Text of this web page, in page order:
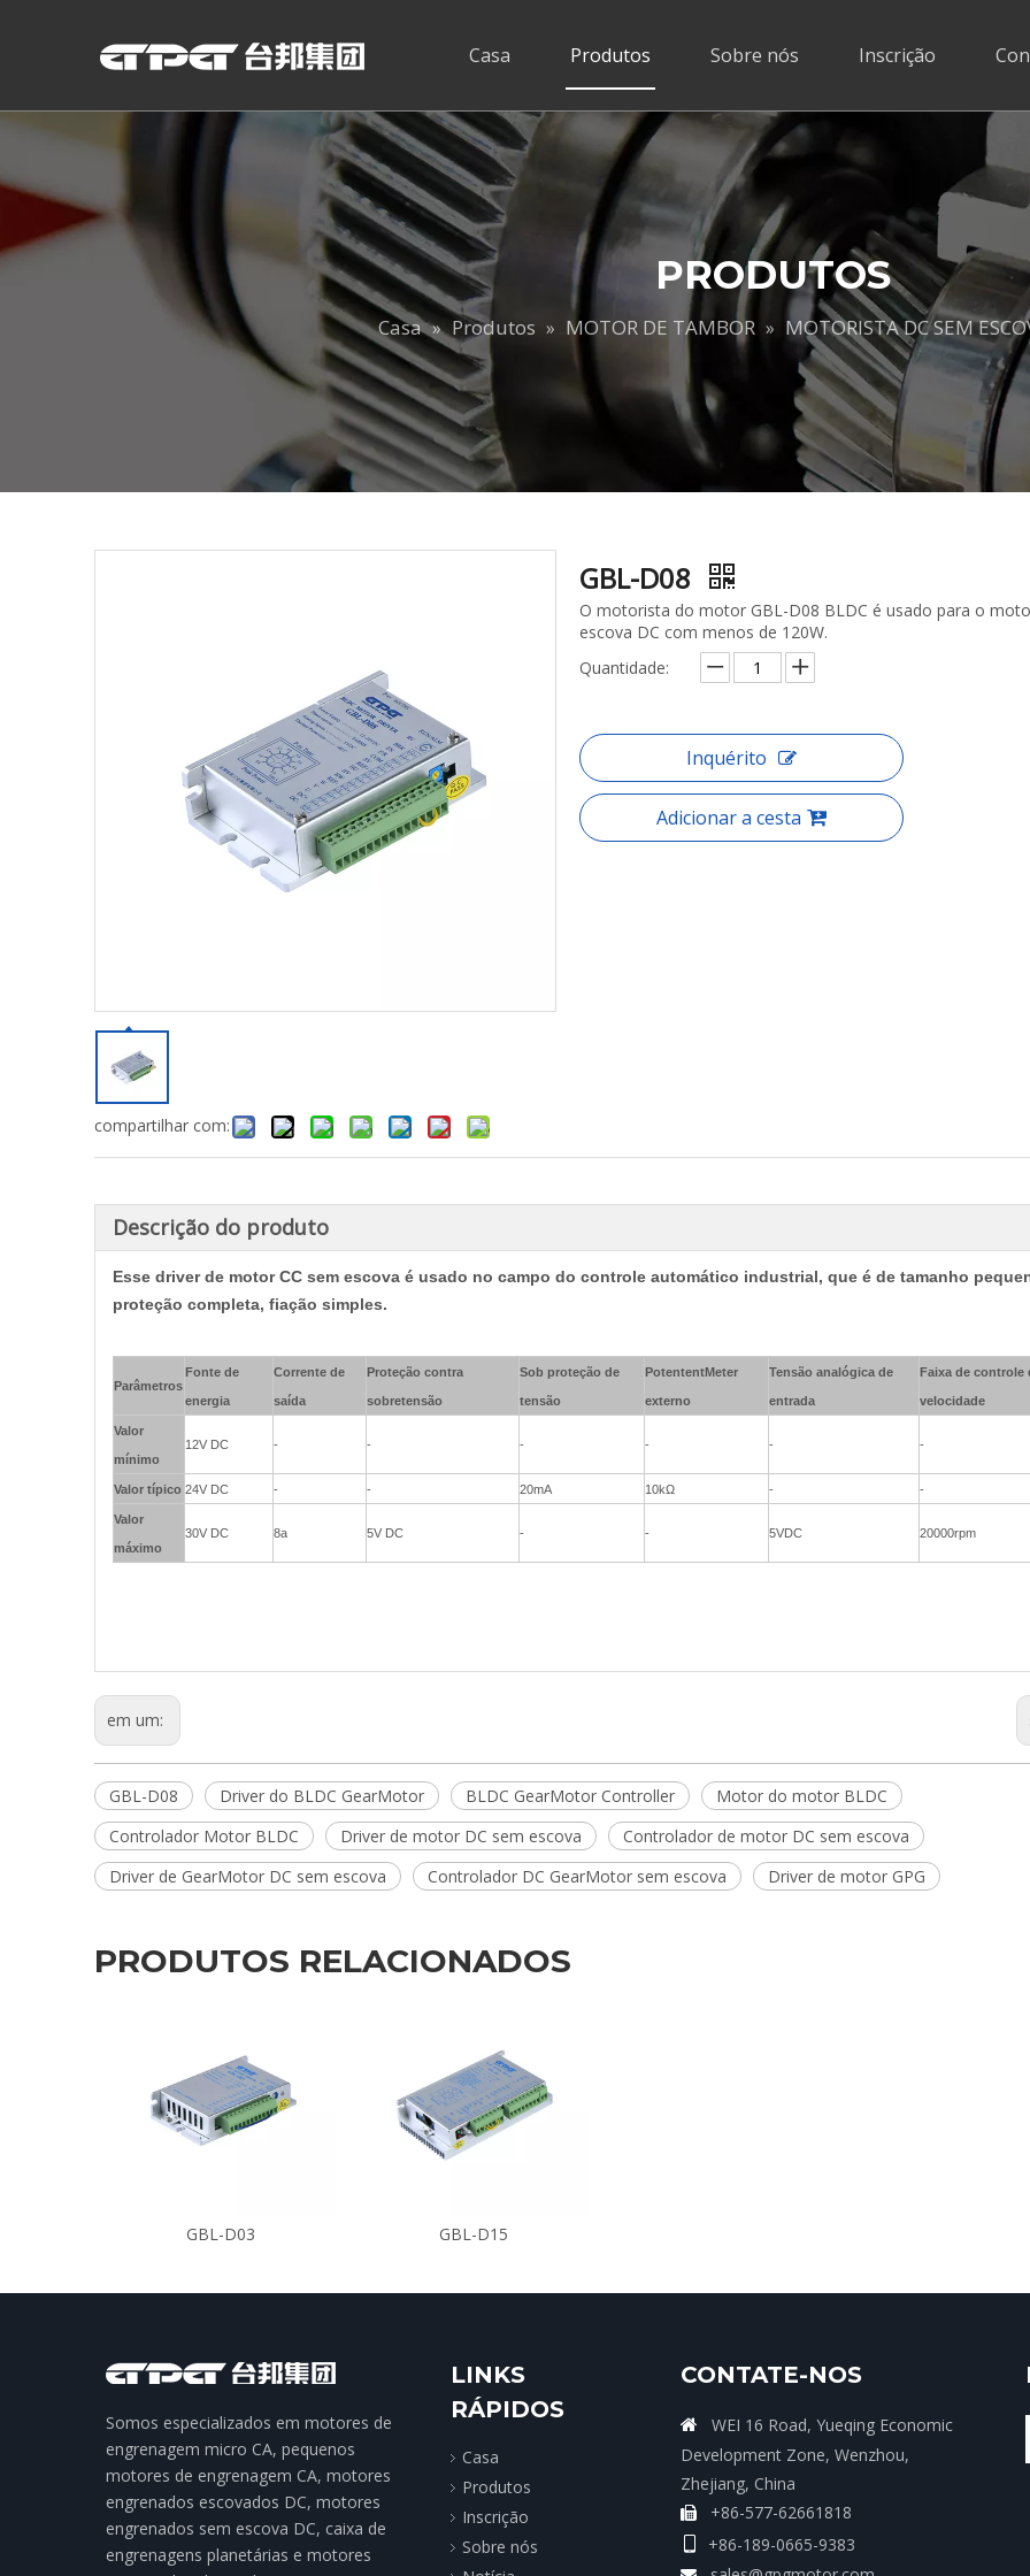
Casa Produtos Sobre nós Inscrição
PRODUTOS
Casa » Produtos » MOTOR DE TAMBOR » MOTORISTA DC SEM
compartilhar com:
GBL-D08
O motorista do motor GBL-D08 BLDC é usado para o
escova DC com menos de 120W.
Quantidade:
Inquérito
Adicionar a cesta
Descrição do produto
Esse driver de motor CC sem escova é usado no campo do controle automático industrial, que é de tamanho
proteção completa, fiação simples.
Parâmetros
Fonte de
energia
Corrente de
saída
Proteção contra
sobretensão
Sob proteção de
tensão
PotententMeter
externo
Tensão analógica de
entrada
Faixa de controle
velocidade
Valor
mínimo
12V DC - - - - - -
Valor típico 24V DC - - 20mA 10kΩ - -
Valor
máximo
30V DC 8a 5V DC - - 5VDC 20000rpm
em um:
GBL-D08 Driver do BLDC GearMotor BLDC GearMotor Controller
Motor do motor BLDC
Controlador Motor BLDC
Driver de motor DC sem escova
Controlador de motor DC sem escova
Driver de GearMotor DC sem escova
Controlador DC GearMotor sem escova Driver de motor GPG
PRODUTOS RELACIONADOS
GBL-D03 GBL-D15
Somos especializados em motores de
engrenagem micro CA, pequenos
motores de engrenagem CA, motores
engrenados escovados DC, motores
engrenados sem escova DC, caixa de
engrenagens planetárias e motores
LINKS
RÁPIDOS
Casa
Produtos
Inscrição
Sobre nós
CONTATE-NOS
 WEI 16 Road, Yueqing Economic
Development Zone, Wenzhou,
Zhejiang, China
 +86-577-62661818
+86-189-0665-9383